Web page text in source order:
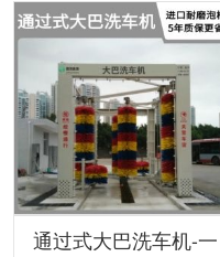
通过式大巴洗车机-一